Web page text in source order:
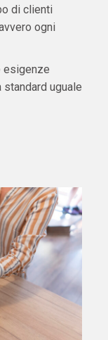
di clienti
ogni
esigenze
uguale